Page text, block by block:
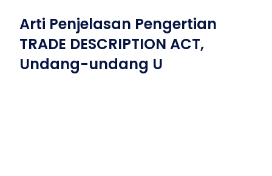
Arti Penjelasan Pengertian
TRADE DESCRIPTION ACT,
Undang-undang U